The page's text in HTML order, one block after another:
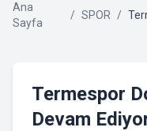
Ana
Sayfa
/ SPOR /
Termespor
Devam